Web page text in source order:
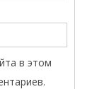
в этом